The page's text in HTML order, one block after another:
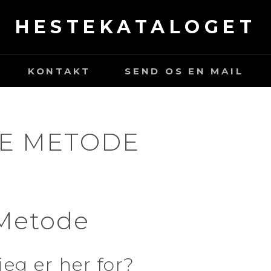
HESTEKATALOGET
KONTAKT SEND OS EN MAIL
METODE
er her for?